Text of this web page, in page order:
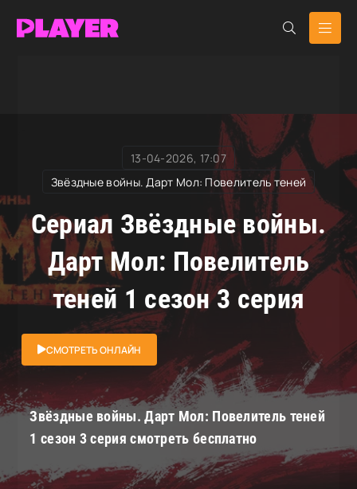
Повелитель теней
» Звёздные войны. Дарт Мол:
Повелитель теней
13-04-2026, 17:07
Звёздные войны. Дарт Мол: Повелитель теней
Сериал Звёздные войны.
Дарт Мол: Повелитель
теней 1 сезон 3 серия
СМОТРЕТЬ ОНЛАЙН
Звёздные войны. Дарт Мол: Повелитель теней
1 сезон 3 серия смотреть бесплатно